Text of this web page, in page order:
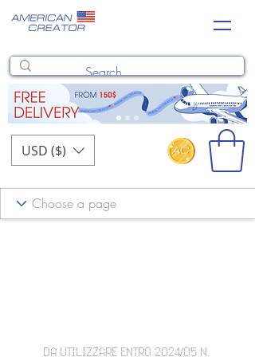
USD ($)
DA UTILIZZARE ENTRO 2024/05 N.